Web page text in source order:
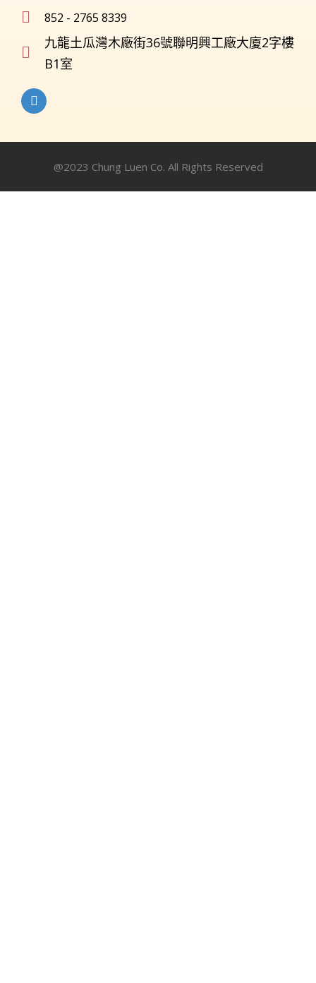
852 - 2765 8339
九龍土瓜灣木廠街36號聯明興工廠大廈2字樓
B1室
@2023 Chung Luen Co. All Rights Reserved